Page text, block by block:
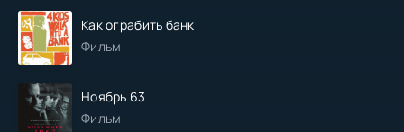
Как ограбить банк
Фильм
Ноябрь 63
Фильм